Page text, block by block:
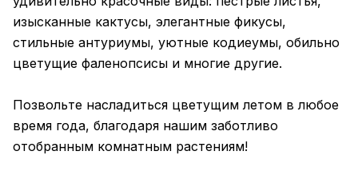
изысканные кактусы, элегантные фикусы,
стильные антуриумы, уютные кодиеумы, обильно
цветущие фаленопсисы и многие другие.
Позвольте насладиться цветущим летом в любое
время года, благодаря нашим заботливо
отобранным комнатным растениям!